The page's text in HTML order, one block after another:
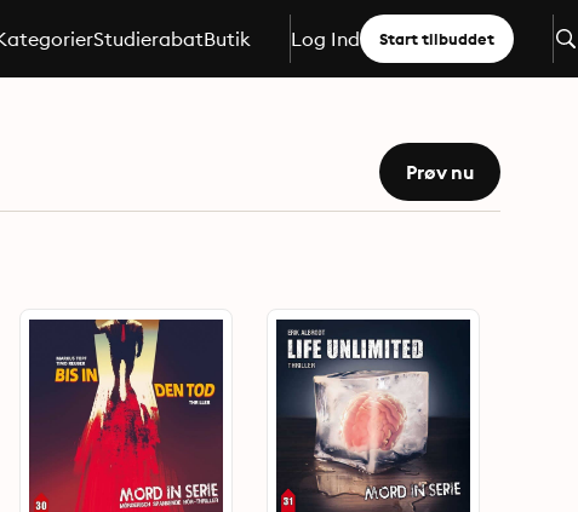
StudierabatButik Log Ind Start tilbuddet
Prøv nu